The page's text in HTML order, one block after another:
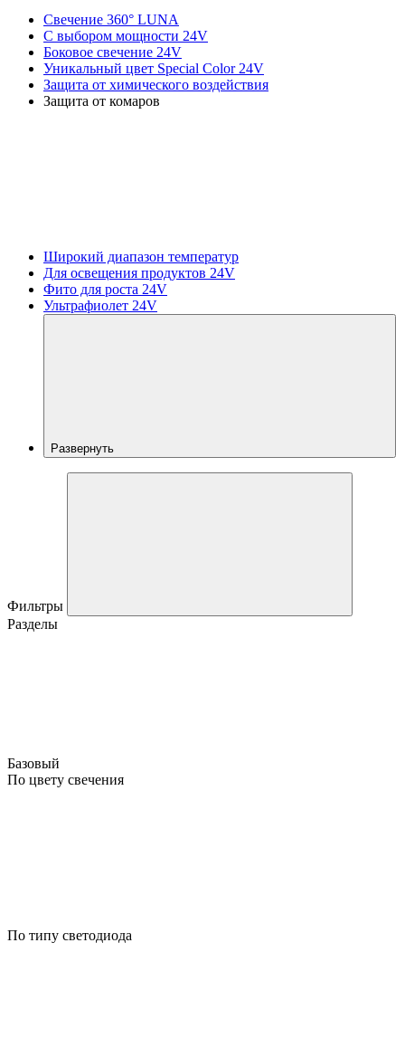
Свечение 360° LUNA
С выбором мощности 24V
Боковое свечение 24V
Уникальный цвет Special Color 24V
Защита от химического воздействия
Защита от комаров
Широкий диапазон температур
Для освещения продуктов 24V
Фито для роста 24V
Ультрафиолет 24V
Развернуть
Фильтры
Разделы
Базовый
По цвету свечения
По типу светодиода